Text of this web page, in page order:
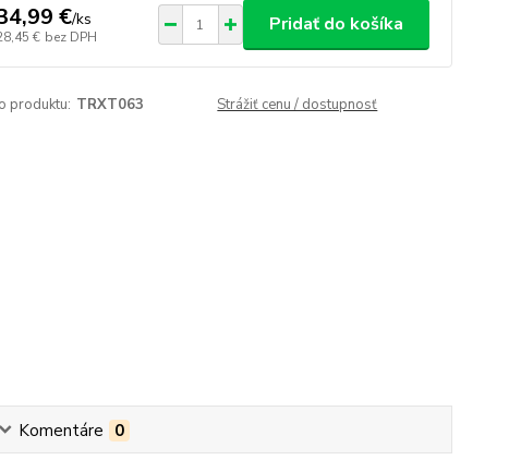
€/ks
€ bez DPH
Pridať do košíka
produktu: TRXT063 Strážiť cenu / dostupnosť
Komentáre 0